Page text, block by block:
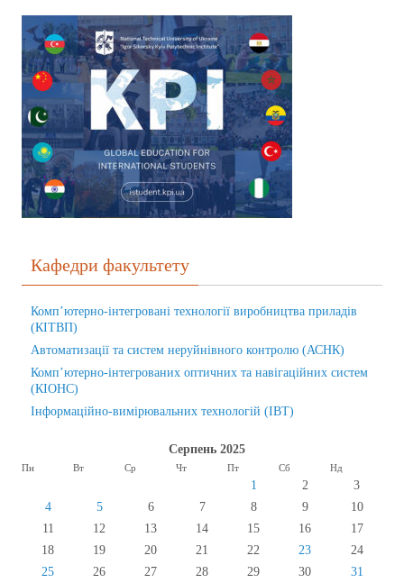
Кафедри факультету
Комп’ютерно-інтегровані технології виробництва приладів
(КІТВП)
Автоматизації та систем неруйнівного контролю (АСНК)
Комп’ютерно-інтегрованих оптичних та навігаційних систем
(КІОНС)
Інформаційно-вимірювальних технологій (ІВТ)
Серпень 2025
Пн Вт Ср Чт Пт Сб Нд
1 2
3
4
5 6 7 8 9
10
11
12 13 14 15 16
17
18
19 20 21 22 23
24
25
26 27 28 29 30
31